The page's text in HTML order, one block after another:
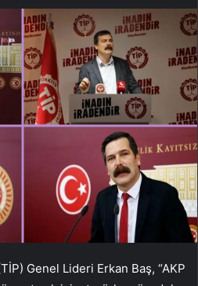
Genel Lideri Erkan Baş, “AKP